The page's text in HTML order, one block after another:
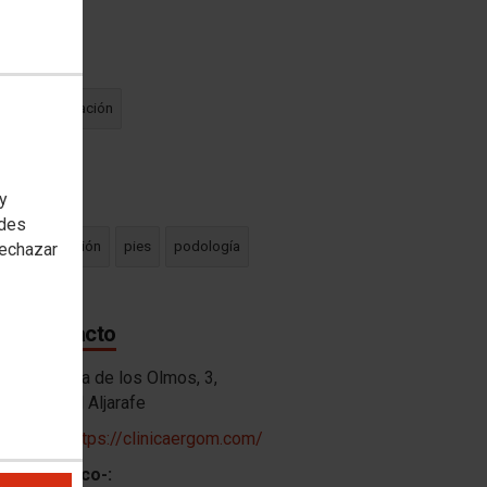
y rehabilitación
en
nutrición pies podología
de contacto
Avenida de los Olmos, 3,
del Aljarafe
https://clinicaergom.com/
electrónico-: